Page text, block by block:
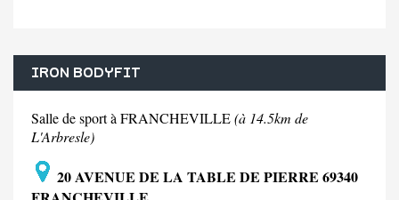
IRON BODYFIT
Salle de sport à FRANCHEVILLE(à 14.5km de
L'Arbresle)
20 AVENUE DE LA TABLE DE PIERRE 69340